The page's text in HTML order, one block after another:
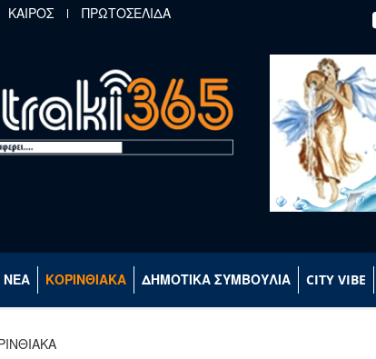
περιεχόμενο
ΚΑΙΡΟΣ ΠΡΩΤΟΣΕΛΙΔΑ
ΝΕΑ ΚΟΡΙΝΘΙΑΚΑ ΔΗΜΟΤΙΚΑ ΣΥΜΒΟΥΛΙΑ CITY VIBE